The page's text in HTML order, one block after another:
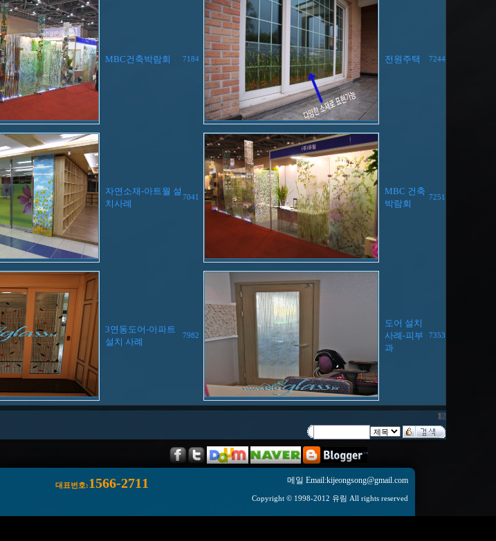
MBC건축박람회 7184 전원주택 7244
자연소재-아트월 설
치사례
7041
MBC 건축
박람회
7251
3연동도어-아파트
설치 사례
7982
도어 설치
사례-피부
과
7353
1 2
대표번호:1566-2711 메일 Email:kijeongsong@gmail.com
Copyright © 1998-2012 유림 All rights reserved